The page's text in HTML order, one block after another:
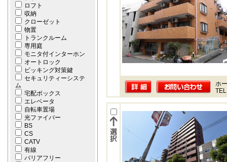
ロフト
収納
クローゼット
物置
トランクルーム
専用庭
モニタ付インターホン
オートロック
ピッキング対策鍵
セキュリティーシステ
ム
宅配ボックス
エレベータ
自転車置場
光ファイバー
BS
CS
CATV
有線
バリアフリー
ホ